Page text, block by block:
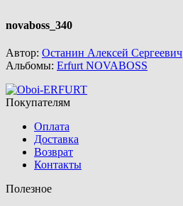
novaboss_340
Автор: Останин Алексей Сергеевич
Альбомы: Erfurt NOVABOSS
Покупателям
Оплата
Доставка
Возврат
Контакты
Полезное